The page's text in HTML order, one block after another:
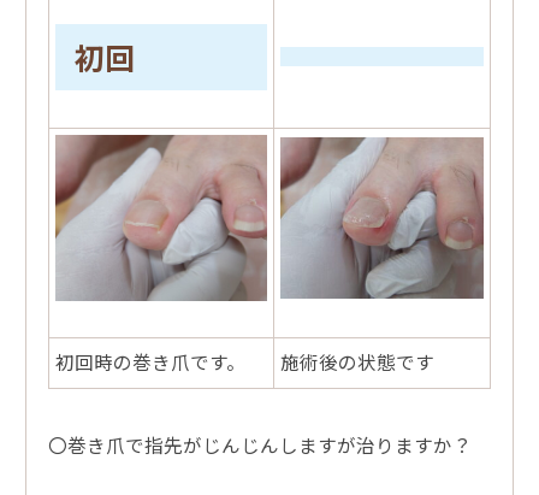
初回
初回時の巻き爪です。 施術後の状態です
〇巻き爪で指先がじんじんしますが治りますか？